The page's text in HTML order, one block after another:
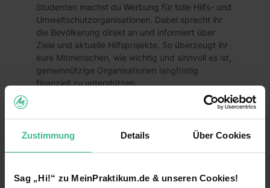
Zustimmung Details Über Cookies
Sag „Hi!“ zu MeinPraktikum.de & unseren Cookies!
Studenten machst du Werbung für tolle Hilfs- und
Umweltschutzorganisationen. Dabei sprecht ihr
die Bevölkerung direkt an und informiert über
Ziele und aktuelle Hilfsprojekte. So überzeugt ihr
eure Mitmenschen, wie wichtig und sinnvoll es ist,
gemeinnützige Organisationen langfristig
finanziell zu unterstützen.
Das heißt, du trägst durch dein Praktikum aktiv
dazu bei, dass großartige Hilfsprojekte zum
Schutz von Mensch, Tier und Umwelt nachhaltig
umgesetzt werden können!